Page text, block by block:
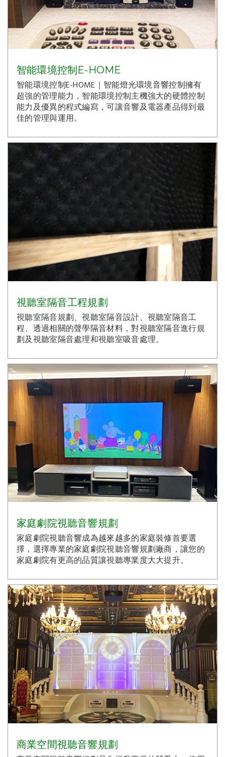
智能環境控制E-HOME
智能環境控制E-HOME｜智能燈光環境音響控制擁有
超強的管理能力，智能環境控制主機強大的硬體控制
能力及優異的程式編寫，可讓音響及電器產品得到最
佳的管理與運用。
視聽室隔音工程規劃
視聽室隔音規劃、視聽室隔音設計、視聽室隔音工
程、透過相關的聲學隔音材料，對視聽室隔音進行規
劃及視聽室隔音處理和視聽室吸音處理。
家庭劇院視聽音響規劃
家庭劇院視聽音響成為越來越多的家庭裝修首要選
擇，選擇專業的家庭劇院視聽音響規劃廠商，讓您的
家庭劇院有更高的品質讓視聽專業度大大提升。
商業空間視聽音響規劃